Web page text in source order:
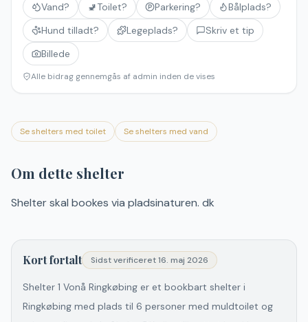
Vand? 🚽Toilet? Parkering?
Bålplads?
Hund tilladt?
Legeplads?
Skriv et tip
Billede
Alle bidrag gennemgås af admin inden de vises
Se shelters med toilet Se shelters med vand
Om dette shelter
Shelter skal bookes via pladsinaturen. dk
Kort fortalt Sidst verificeret16. maj 2026
Shelter 1 Vonå Ringkøbing er et bookbart shelter i
Ringkøbing med plads til 6 personer med muldtoilet og